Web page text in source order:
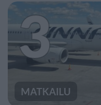
3
MATKAILU